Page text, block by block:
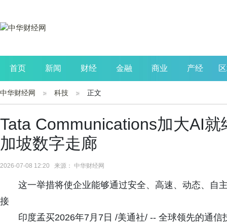
首页 新闻 财经 金融 商业 产经
公司 生活 读书
中华财经网 科技 正文
Tata Communications加大AI
加坡数字走廊
2026-07-08 12:20 来源： 中华财经网
这一举措将使企业能够通过安全、高速、动态、自
接
印度孟买2026年7月7日 /美通社/ -- 全球领先的通